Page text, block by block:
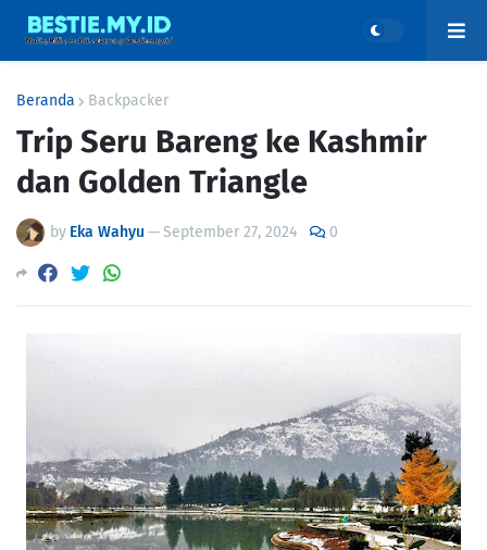
Beranda Backpacker
Trip Seru Bareng ke Kashmir
dan Golden Triangle
by Eka Wahyu —September 27, 2024 0